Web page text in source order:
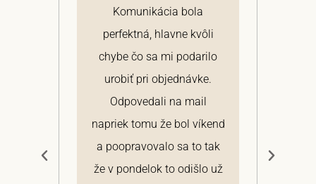
Komunikácia bola
perfektná, hlavne kvôli
chybe čo sa mi podarilo
urobiť pri objednávke.
Odpovedali na mail
napriek tomu že bol víkend
a poopravovalo sa to tak
že v pondelok to odišlo už